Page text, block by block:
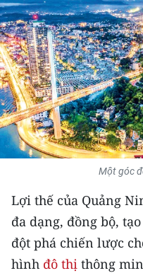
THỂ THAO
GIÁO DỤC
Y TẾ
KHOA HỌC - CÔNG
MÔI TRƯỜNG
BẠN ĐỌC
KIỂM CHỨNG THÔNG
TRI THỨC CHUYÊN SÂU
Một góc
Lợi thế của Quảng
đa dạng, đồng bộ,
đột phá chiến lược
hình đô thị thông